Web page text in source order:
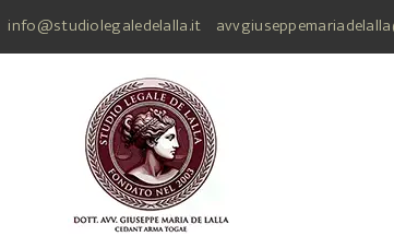
info@studiolegaledelalla.it